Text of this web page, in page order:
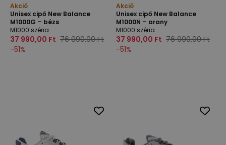
Akció
Unisex cipő New Balance
M1000G – bézs
M1000 széria
37 990,00 Ft 76 990,00 Ft
-51%
Akció
Unisex cipő New Balance
M1000N – arany
M1000 széria
37 990,00 Ft 76 990,00 Ft
-51%